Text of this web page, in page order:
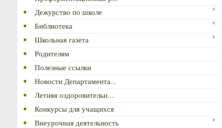
Дежурство по школе
Библиотека
Школьная газета
Родителям
Полезные ссылки
Новости Департамента...
Летняя оздоровительн...
Конкурсы для учащихся
Внеурочная деятельность